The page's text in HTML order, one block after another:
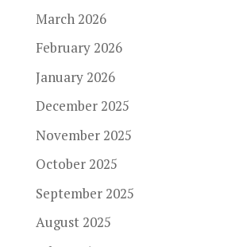
March 2026
February 2026
January 2026
December 2025
November 2025
October 2025
September 2025
August 2025